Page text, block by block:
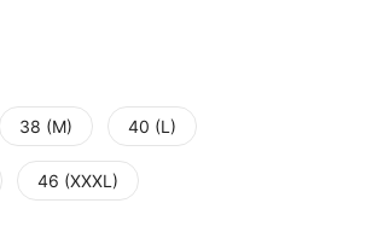
38 (M) 40 (L)
46 (XXXL)